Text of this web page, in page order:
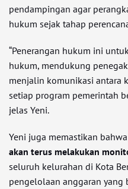
pendampingan agar
hukum sejak tahap
“Penerangan hukum ini
hukum, mendukung
menjalin komunikasi antara
setiap program pemerintah
jelas Yeni.
Yeni juga memastikan bahwa
akan terus melakukan
seluruh kelurahan di Kota
pengelolaan anggaran yang